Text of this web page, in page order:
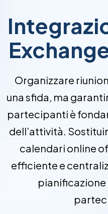
Organizzare
una sfida, ma
partecipanti è
dell’attività.
calendari online
efficiente e
pianificazione